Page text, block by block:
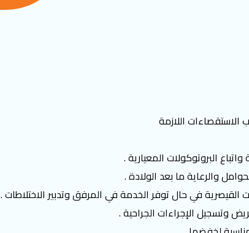
اللازمة
البروتوكولات المعيارية .
والرعاية ما بعد الولادة .
القيصرية في حال توفر الخدمة في المرفق وتدبير الاختلاطات .
وتسجيل الإجراءات الجراحية .